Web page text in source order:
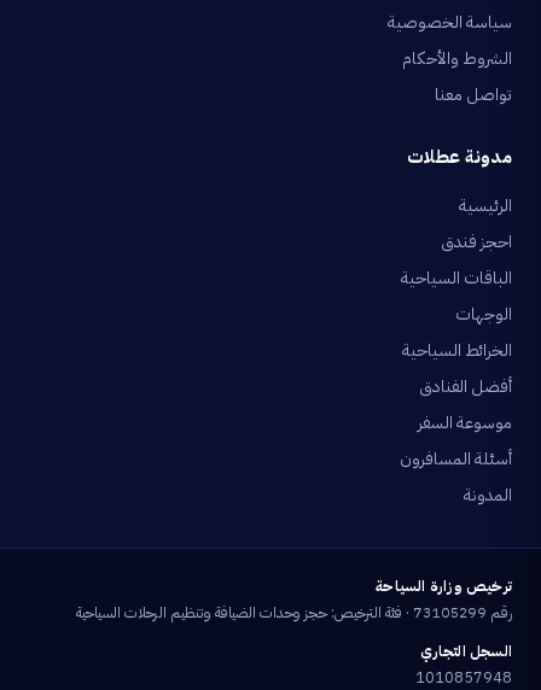
سياسة الخصوصية
الشروط والأحكام
تواصل معنا
مدونة عطلات
الرئيسية
احجز فندق
الباقات السياحية
الوجهات
الخرائط السياحية
أفضل الفنادق
موسوعة السفر
أسئلة المسافرون
المدونة
ترخيص وزارة السياحة
رقم 73105299 · فئة الترخيص: حجز وحدات الضيافة وتنظيم الرحلات السياحية
السجل التجاري
1010857948